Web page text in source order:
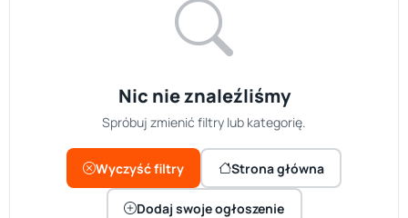
Nic nie znaleźliśmy
Spróbuj zmienić filtry lub kategorię.
Wyczyść filtry Strona główna
Dodaj swoje ogłoszenie